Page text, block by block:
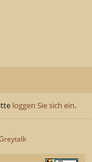
loggen Sie sich ein.